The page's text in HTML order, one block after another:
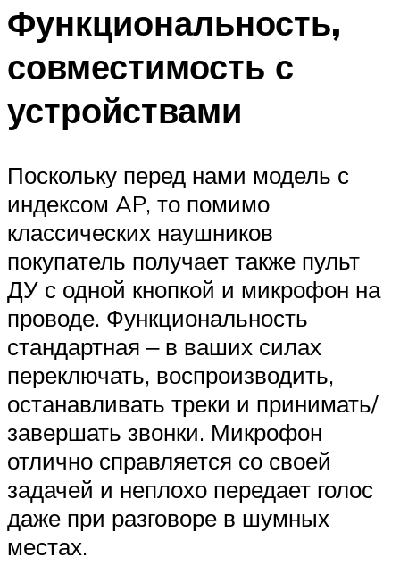
Функциональность,
совместимость с
устройствами
Поскольку перед нами модель с
индексом AP, то помимо
классических наушников
покупатель получает также пульт
ДУ с одной кнопкой и микрофон на
проводе. Функциональность
стандартная ‒ в ваших силах
переключать, воспроизводить,
останавливать треки и принимать/
завершать звонки. Микрофон
отлично справляется со своей
задачей и неплохо передает голос
даже при разговоре в шумных
местах.